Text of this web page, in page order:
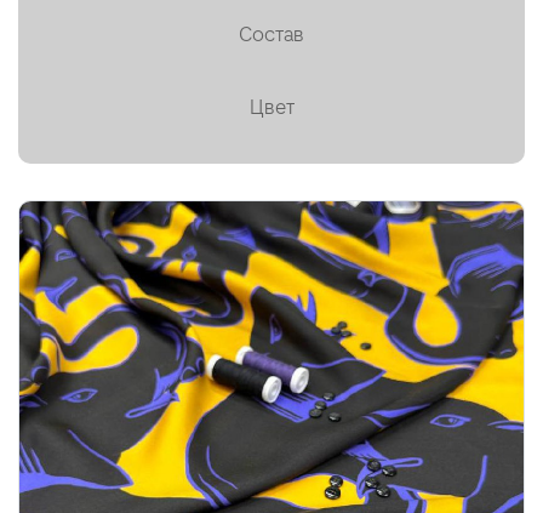
Платки, палантины, шарфы
Тафта
Твид
Ткани на мембране
Тренчевые
Трикотаж
Хлопок
Состав
Цвет